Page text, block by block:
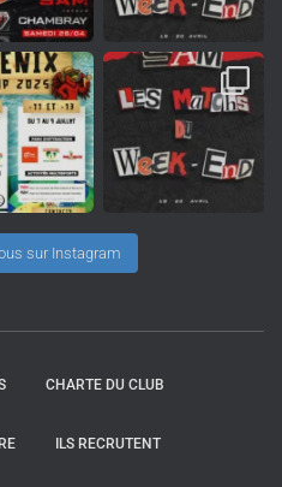
sur Instagram
CHARTE DU CLUB
ILS RECRUTENT